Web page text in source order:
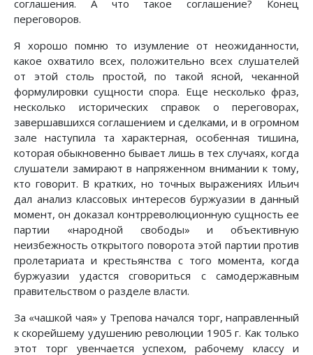
соглашения. А что такое соглашение? Конец
переговоров.
Я хорошо помню то изумление от неожиданности,
какое охватило всех, положительно всех слушателей
от этой столь простой, по такой ясной, чеканной
формулировки сущности спора. Еще несколько фраз,
несколько исторических справок о переговорах,
завершавшихся соглашением и сделками, и в огромном
зале наступила та характерная, особенная тишина,
которая обыкновенно бывает лишь в тех случаях, когда
слушатели замирают в напряженном внимании к тому,
кто говорит. В кратких, но точных выражениях Ильич
дал анализ классовых интересов буржуазии в данный
момент, он доказал контрреволюционную сущность ее
партии «народной свободы» и объективную
неизбежность открытого поворота этой партии против
пролетариата и крестьянства с того момента, когда
буржуазии удастся сговориться с самодержавным
правительством о разделе власти.
За «чашкой чая» у Трепова начался торг, направленный
к скорейшему удушению революции 1905 г. Как только
этот торг увенчается успехом, рабочему классу и